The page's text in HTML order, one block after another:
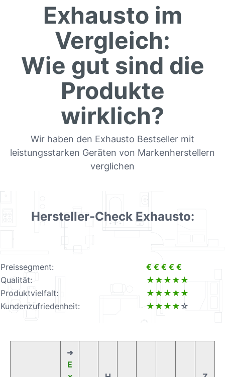
Exhausto im
Vergleich:
Wie gut sind die
Produkte
wirklich?
Wir haben den Exhausto Bestseller mit
leistungsstarken Geräten von Markenherstellern
verglichen
Hersteller-Check Exhausto:
Preissegment:
€ € € € €
Qualität:
★★★★★
Produktvielfalt:
★★★★★
Kundenzufriedenheit:
★★★★ ☆
➜
E